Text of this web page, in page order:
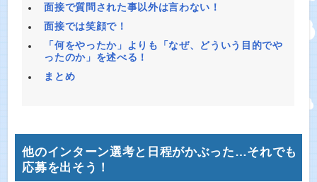
面接で質問された事以外は言わない！
面接では笑顔で！
「何をやったか」よりも「なぜ、どういう目的でや
ったのか」を述べる！
まとめ
他のインターン選考と日程がかぶった…それでも
応募を出そう！